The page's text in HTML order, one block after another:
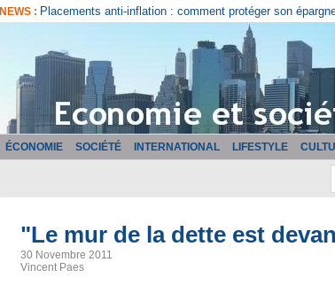
NEWS : Comment bien choisir son logiciel de facturation ?
ÉCONOMIE SOCIÉTÉ INTERNATIONAL LIFESTYLE
"Le mur de la dette est
30 Novembre 2011
Vincent Paes